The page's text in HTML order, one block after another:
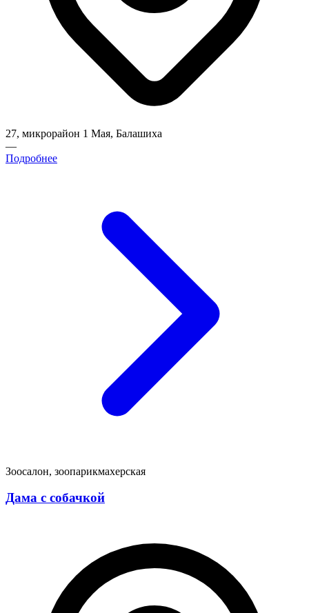
27, микрорайон 1 Мая, Балашиха
—
Подробнее
Зоосалон, зоопарикмахерская
Дама с собачкой